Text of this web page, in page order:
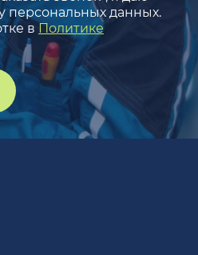
персональных данных.
в Политике